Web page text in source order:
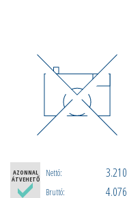
AZONNAL
ÁTVEHETŐ
Nettó: 3.210
Bruttó: 4.076